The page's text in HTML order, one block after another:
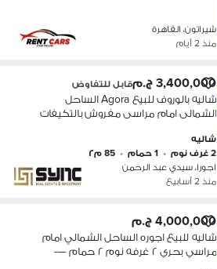
شيراتون، القاهرة
منذ 2 أيام
3,400,000 ج.م قابل للتفاوض
شاليه بالوروف للبيع Agora الساحل
الشمالى امام مراسى مفروش بالتكيفات
شاليه
2 غرف نوم
• 1 حمام • 85 م٢
اجورا، سيدي عبد الرحمن
منذ 2 أسابيع
4,000,000 ج.م
شاليه للبيع اجوره الساحل الشمالي امام
مراسي بحري ٢ غرفه نوم ٢ حمام —-